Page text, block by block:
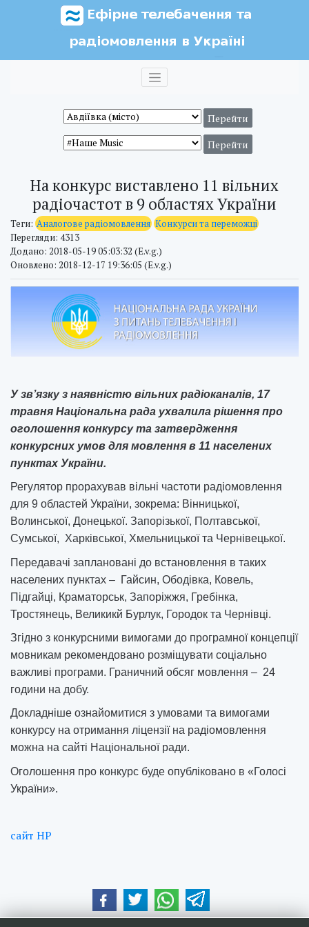
На конкурс виставлено 11 вільних
радіочастот в 9 областях України
Теги: Аналогове радіомовлення Конкурси та переможці
Перегляди: 4313
Додано: 2018-05-19 05:03:32 (E.v.g.)
Оновлено: 2018-12-17 19:36:05 (E.v.g.)
У зв’язку з наявністю вільних радіоканалів, 17
травня Національна рада ухвалила рішення про
оголошення конкурсу та затвердження
конкурсних умов для мовлення в 11 населених
пунктах України.
Регулятор прорахував вільні частоти радіомовлення
для 9 областей України, зокрема: Вінницької,
Волинської, Донецької. Запорізької, Полтавської,
Сумської, Харківської, Хмельницької та Чернівецької.
Передавачі заплановані до встановлення в таких
населених пунктах – Гайсин, Ободівка, Ковель,
Підгайці, Краматорськ, Запоріжжя, Гребінка,
Тростянець, Великикй Бурлук, Городок та Чернівці.
Згідно з конкурсними вимогами до програмної концепції
мовникам рекомендовано розміщувати соціально
важливі програми. Граничний обсяг мовлення – 24
години на добу.
Докладніше ознайомитися з умовами та вимогами
конкурсу на отримання ліцензії на радіомовлення
можна на сайті Національної ради.
Оголошення про конкурс буде опубліковано в «Голосі
України».
сайт НР